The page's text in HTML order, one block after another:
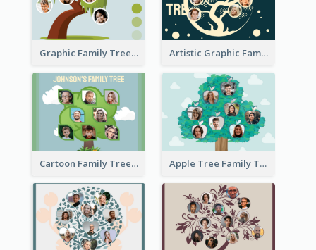
Graphic Family Tree Artistic Graphic Family Tree
Cartoon Family Tree Apple Tree Family Tree